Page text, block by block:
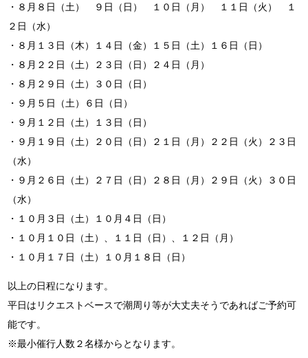
・８月８日（土） ９日（日） １０日（月） １１日（火） １
２日（水）
・８月１３日（木）１４日（金）１５日（土）１６日（日）
・８月２２日（土）２３日（日）２４日（月）
・８月２９日（土）３０日（日）
・９月５日（土）６日（日）
・９月１２日（土）１３日（日）
・９月１９日（土）２０日（日）２１日（月）２２日（火）２３日
（水）
・９月２６日（土）２７日（日）２８日（月）２９日（火）３０日
（水）
・１０月３日（土）１０月４日（日）
・１０月１０日（土）、１１日（日）、１２日（月）
・１０月１７日（土）１０月１８日（日）
以上の日程になります。
平日はリクエストベースで潮周り等が大丈夫そうであればご予約可
能です。
※最小催行人数２名様からとなります。